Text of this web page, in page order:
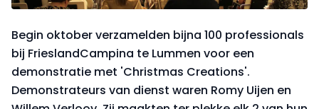
Begin oktober verzamelden bijna 100 professionals
bij FrieslandCampina te Lummen voor een
demonstratie met 'Christmas Creations'.
Demonstrateurs van dienst waren Romy Uijen en